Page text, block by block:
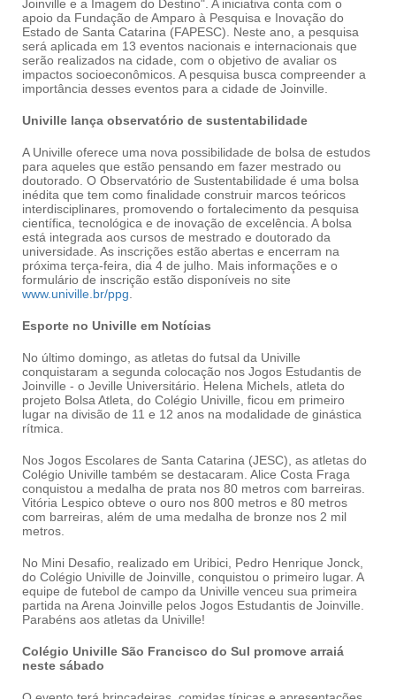
Joinville e a Imagem do Destino". A iniciativa conta com o
apoio da Fundação de Amparo à Pesquisa e Inovação do
Estado de Santa Catarina (FAPESC). Neste ano, a pesquisa
será aplicada em 13 eventos nacionais e internacionais que
serão realizados na cidade, com o objetivo de avaliar os
impactos socioeconômicos. A pesquisa busca compreender a
importância desses eventos para a cidade de Joinville.
Univille lança observatório de sustentabilidade
A Univille oferece uma nova possibilidade de bolsa de estudos
para aqueles que estão pensando em fazer mestrado ou
doutorado. O Observatório de Sustentabilidade é uma bolsa
inédita que tem como finalidade construir marcos teóricos
interdisciplinares, promovendo o fortalecimento da pesquisa
científica, tecnológica e de inovação de excelência. A bolsa
está integrada aos cursos de mestrado e doutorado da
universidade. As inscrições estão abertas e encerram na
próxima terça-feira, dia 4 de julho. Mais informações e o
formulário de inscrição estão disponíveis no site
www.univille.br/ppg
Esporte no Univille em Notícias
No último domingo, as atletas do futsal da Univille
conquistaram a segunda colocação nos Jogos Estudantis de
Joinville - o Jeville Universitário. Helena Michels, atleta do
projeto Bolsa Atleta, do Colégio Univille, ficou em primeiro
lugar na divisão de 11 e 12 anos na modalidade de ginástica
rítmica.
Nos Jogos Escolares de Santa Catarina (JESC), as atletas do
Colégio Univille também se destacaram. Alice Costa Fraga
conquistou a medalha de prata nos 80 metros com barreiras.
Vitória Lespico obteve o ouro nos 800 metros e 80 metros
com barreiras, além de uma medalha de bronze nos 2 mil
metros.
No Mini Desafio, realizado em Uribici, Pedro Henrique Jonck,
do Colégio Univille de Joinville, conquistou o primeiro lugar. A
equipe de futebol de campo da Univille venceu sua primeira
partida na Arena Joinville pelos Jogos Estudantis de Joinville.
Parabéns aos atletas da Univille!
Colégio Univille São Francisco do Sul promove arraiá
neste sábado